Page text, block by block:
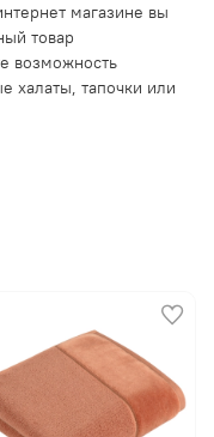
магазине вы
товар
возможность
халаты, тапочки или